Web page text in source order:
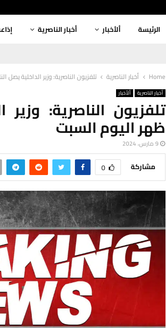
الرئيسة ألأخبار أخبار الناصرية
Home أخبار الناصرية تلفزيون الناصرية: وزير الداخلية يصل
أخبار الناصرية ألأخبار
تلفزيون الناصرية: وزير
ظهر اليوم السبت
9 مارس، 2024
مشاركة 0